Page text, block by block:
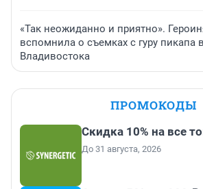
«Так неожиданно и приятно».
вспомнила о съемках с гуру пикапа
Владивостока
ПРОМОКОДЫ
Скидка 10% на все
До 31 августа, 2026